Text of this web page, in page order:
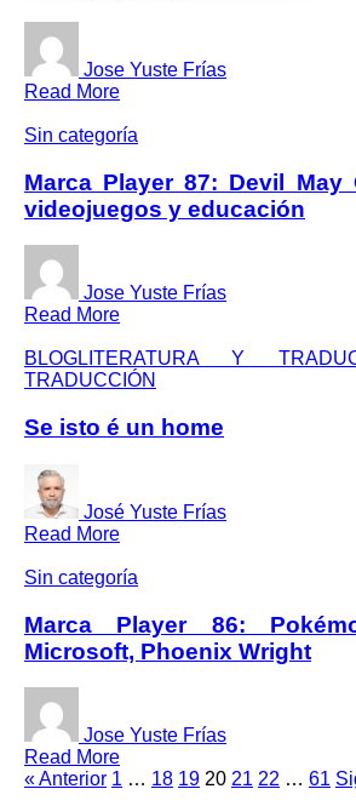
Jose Yuste Frías
Read More
Sin categoría
Marca Player 87: Devil May
videojuegos y educación
Jose Yuste Frías
Read More
BLOGLITERATURA Y
TRADUCCIÓN
Se isto é un home
José Yuste Frías
Read More
Sin categoría
Marca Player 86:
Microsoft, Phoenix Wright
Jose Yuste Frías
Read More
« Anterior 1 … 18 19 20 21 22 … 61